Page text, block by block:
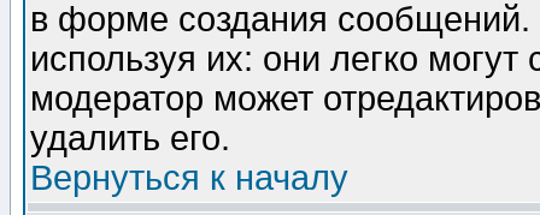
в форме создания сообщений.
используя их: они легко
модератор может
удалить его.
Вернуться к началу